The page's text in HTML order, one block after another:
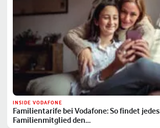
INSIDE VODAFONE
Familientarife bei Vodafone: So findet jedes
Familienmitglied den…